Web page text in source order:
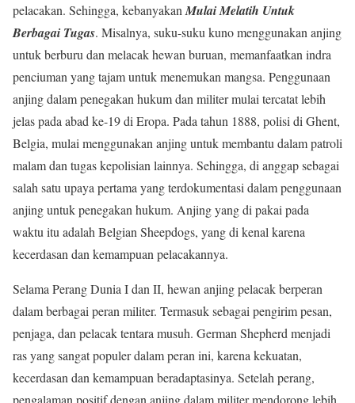
pelacakan. Sehingga, kebanyakan Mulai Melatih Untuk
Berbagai Tugas. Misalnya, suku-suku kuno menggunakan anjing
untuk berburu dan melacak hewan buruan, memanfaatkan indra
penciuman yang tajam untuk menemukan mangsa. Penggunaan
anjing dalam penegakan hukum dan militer mulai tercatat lebih
jelas pada abad ke-19 di Eropa. Pada tahun 1888, polisi di Ghent,
Belgia, mulai menggunakan anjing untuk membantu dalam patroli
malam dan tugas kepolisian lainnya. Sehingga, di anggap sebagai
salah satu upaya pertama yang terdokumentasi dalam penggunaan
anjing untuk penegakan hukum. Anjing yang di pakai pada
waktu itu adalah Belgian Sheepdogs, yang di kenal karena
kecerdasan dan kemampuan pelacakannya.
Selama Perang Dunia I dan II, hewan anjing pelacak berperan
dalam berbagai peran militer. Termasuk sebagai pengirim pesan,
penjaga, dan pelacak tentara musuh. German Shepherd menjadi
ras yang sangat populer dalam peran ini, karena kekuatan,
kecerdasan dan kemampuan beradaptasinya. Setelah perang,
pengalaman positif dengan anjing dalam militer mendorong lebih